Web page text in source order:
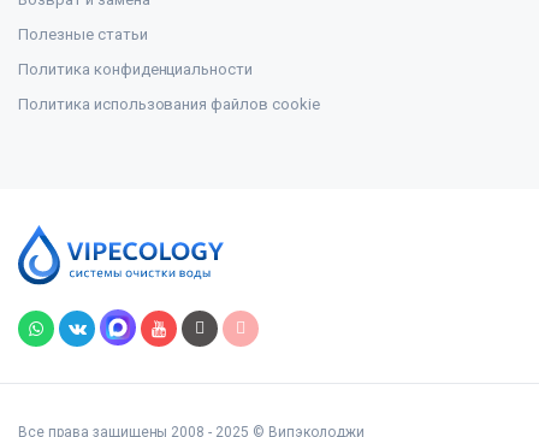
Полезные статьи
Политика конфиденциальности
Политика использования файлов cookie
Все права защищены 2008 - 2025 © Випэколоджи